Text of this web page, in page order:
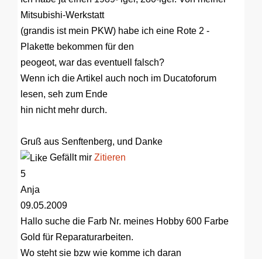
Mitsubishi-Werkstatt
(grandis ist mein PKW) habe ich eine Rote 2 -
Plakette bekommen für den
peogeot, war das eventuell falsch?
Wenn ich die Artikel auch noch im Ducatoforum
lesen, seh zum Ende
hin nicht mehr durch.
Gruß aus Senftenberg, und Danke
Gefällt mir Zitieren
5
Anja
09.05.2009
Hallo suche die Farb Nr. meines Hobby 600 Farbe
Gold für Reparaturarbeiten.
Wo steht sie bzw wie komme ich daran